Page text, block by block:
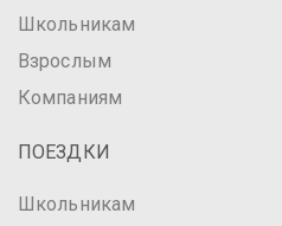
Школьникам
Взрослым
Компаниям
ПОЕЗДКИ
Школьникам